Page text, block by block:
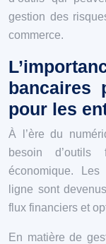
gestion des
commerce.
bancaires
pour les
À l’ère du
besoin
économique. Les
ligne sont
flux financiers et
En matière de